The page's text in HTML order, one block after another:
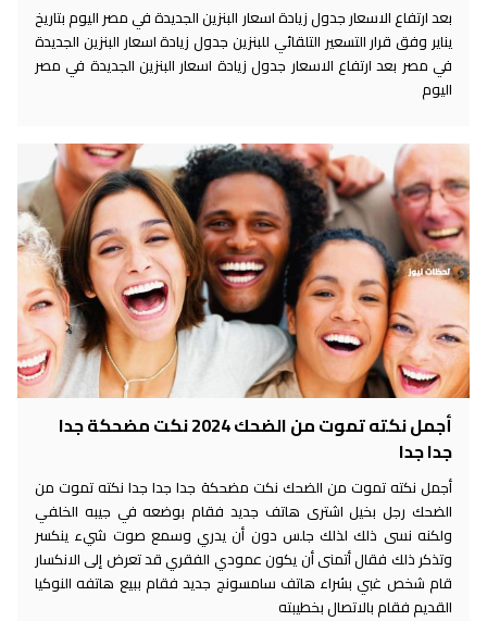
بعد ارتفاع الاسعار جدول زيادة اسعار البنزين الجديدة في مصر اليوم بتاريخ
يناير وفق قرار التسعير التلقائي للبنزين جدول زيادة اسعار البنزين الجديدة
في مصر بعد ارتفاع الاسعار جدول زيادة اسعار البنزين الجديدة في مصر
اليوم
أجمل نكته تموت من الضحك 2024 نكت مضحكة جدا
جدا جدا
أجمل نكته تموت من الضحك نكت مضحكة جدا جدا جدا نكته تموت من
الضحك رجل بخيل اشترى هاتف جديد فقام بوضعه في جيبه الخلفي
ولكنه نسى ذلك لذلك جلس دون أن يدري وسمع صوت شيء ينكسر
وتذكر ذلك فقال أتمنى أن يكون عمودي الفقري قد تعرض إلى الانكسار
قام شخص غبي بشراء هاتف سامسونج جديد فقام ببيع هاتفه النوكيا
القديم فقام بالاتصال بخطيبته